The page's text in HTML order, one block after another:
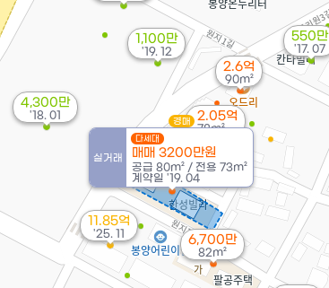
2.05억
78m²
경매
11.85억
'25. 11
2.6억
90m²
6,700만
82m²
1,100만
'19. 12
실거래
다세대
매매 3200만원
공급 80m² / 전용 73m²
계약일 '19. 04
4,300만
'18. 01
550만
'17. 07